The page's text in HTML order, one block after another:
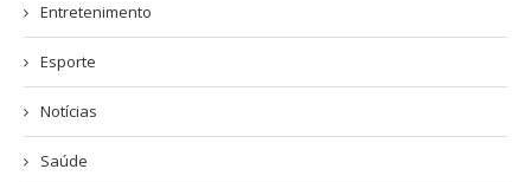
Entretenimento
Esporte
Notícias
Saúde